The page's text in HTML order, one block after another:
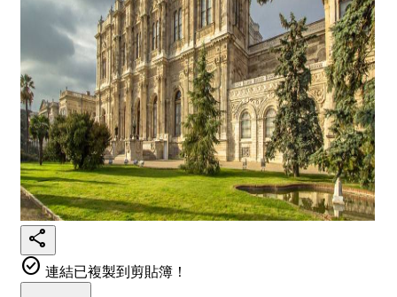
share
check_circle 連結已複製到剪貼簿！